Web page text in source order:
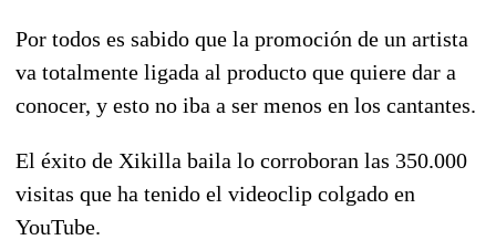
Por todos es sabido que la promoción de un artista
va totalmente ligada al producto que quiere dar a
conocer, y esto no iba a ser menos en los cantantes.
El éxito de Xikilla baila lo corroboran las 350.000
visitas que ha tenido el videoclip colgado en
YouTube.